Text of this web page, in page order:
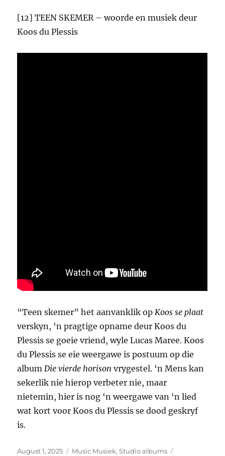
[12] TEEN SKEMER – woorde en musiek deur
Koos du Plessis
“Teen skemer” het aanvanklik opKoos se plaat
verskyn, ‘n pragtige opname deur Koos du
Plessis se goeie vriend, wyle Lucas Maree. Koos
du Plessis se eie weergawe is postuum op die
albumDie vierde horisonvrygestel. ‘n Mens kan
sekerlik nie hierop verbeter nie, maar
nietemin, hier is nog ‘n weergawe van ‘n lied
wat kort voor Koos du Plessis se dood geskryf
is.
Posted
August 1, 2025 Categories
Music Musiek,Studio albums